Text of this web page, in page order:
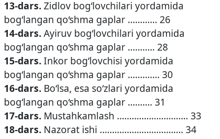
13-dars.Zidlov bog‘lovchilari yordamida
bog‘langan qo‘shma gaplar ………… 26
14-dars.Ayiruv bog‘lovchilari yordamida
bog‘langan qo‘shma gaplar ……….. 28
15-dars.Inkor bog‘lovchisi yordamida
bog‘langan qo‘shma gaplar …………. 30
16-dars. Bo‘lsa, esa so‘zlari yordamida
bog‘langan qo‘shma gaplar ………. 31
17-dars. Mustahkamlash ……………………….. 33
18-dars. Nazorat ishi ……………………………. 34